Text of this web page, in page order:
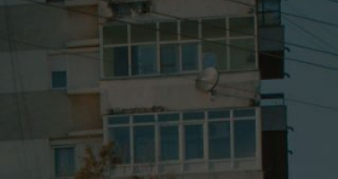
septembar 2023.
U S Č P
1